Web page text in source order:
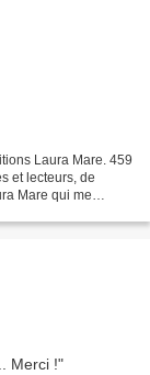
Laura Mare. 459
et lecteurs, de
Mare qui me